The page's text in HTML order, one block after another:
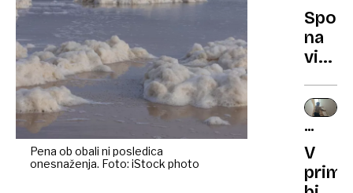
Pena ob obali ni posledica
onesnaženja. Foto: iStock photo
E
IN
MINI
na
iz
je
NOČNA
MORA
ZA
STARŠE
V